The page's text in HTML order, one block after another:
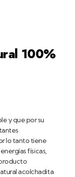
100%
y que por su
lo tanto tiene
físicas,
acolchadita